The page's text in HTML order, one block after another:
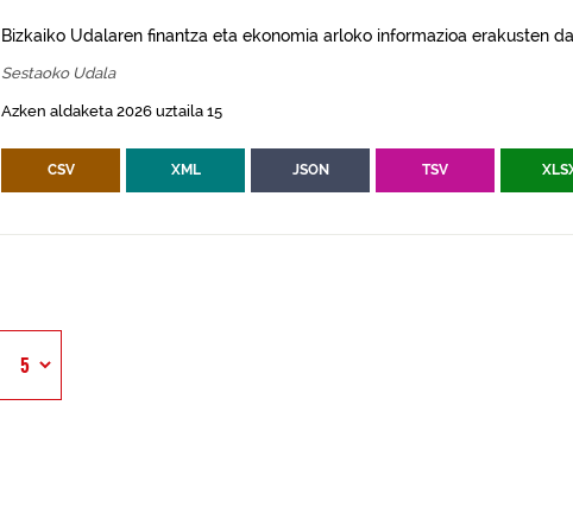
Bizkaiko Udalaren finantza eta ekonomia arloko informazioa erakusten
Sestaoko Udala
Azken aldaketa 2026 uztaila 15
CSV XML JSON TSV